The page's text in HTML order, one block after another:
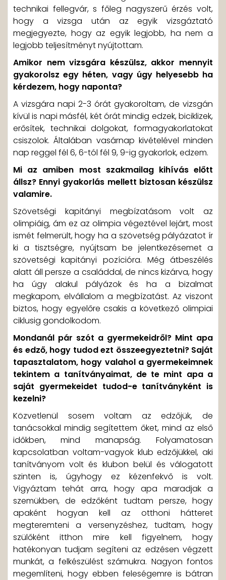
technikai fellegvár, s főleg nagyszerű érzés volt,
hogy a vizsga után az egyik vizsgáztató
megjegyezte, hogy az egyik legjobb, ha nem a
legjobb teljesítményt nyújtottam.
Amikor nem vizsgára készülsz, akkor mennyit
gyakorolsz egy héten, vagy úgy helyesebb ha
kérdezem, hogy naponta?
A vizsgára napi 2-3 órát gyakoroltam, de vizsgán
kívül is napi másfél, két órát mindig edzek, biciklizek,
erősítek, technikai dolgokat, formagyakorlatokat
csiszolok. Általában vasárnap kivételével minden
nap reggel fél 6, 6-tól fél 9, 9-ig gyakorlok, edzem.
Mi az amiben most szakmailag kihívás előtt
állsz? Ennyi gyakorlás mellett biztosan készülsz
valamire.
Szövetségi kapitányi megbízatásom volt az
olimpiáig, ám ez az olimpia végeztével lejárt, most
ismét felmerült, hogy ha a szövetség pályázatot ír
ki a tisztségre, nyújtsam be jelentkezésemet a
szövetségi kapitányi pozícióra. Még átbeszélés
alatt áll persze a családdal, de nincs kizárva, hogy
ha úgy alakul pályázok és ha a bizalmat
megkapom, elvállalom a megbízatást. Az viszont
biztos, hogy egyelőre csakis a következő olimpiai
ciklusig gondolkodom.
Mondanál pár szót a gyermekeidről? Mint apa
és edző, hogy tudod ezt összeegyeztetni? Saját
tapasztalatom, hogy valahol a gyermekeimnek
tekintem a tanítványaimat, de te mint apa a
saját gyermekeidet tudod-e tanítványként is
kezelni?
Közvetlenül sosem voltam az edzőjük, de
tanácsokkal mindig segítettem őket, mind az első
időkben, mind manapság. Folyamatosan
kapcsolatban voltam-vagyok klub edzőjükkel, aki
tanítványom volt és klubon belül és válogatott
szinten is, úgyhogy ez kézenfekvő is volt.
Vigyáztam tehát arra, hogy apa maradjak a
szemükben, de edzőként tudtam persze, hogy
apaként hogyan kell az otthoni hátteret
megteremteni a versenyzéshez, tudtam, hogy
szülőként itthon mire kell figyelnem, hogy
hatékonyan tudjam segíteni az edzésen végzett
munkát, a felkészülést számukra. Nagyon fontos
megemlíteni, hogy ebben feleségemre is bátran